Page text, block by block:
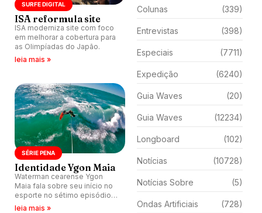
SURFE DIGITAL
ISA reformula site
ISA moderniza site com foco
em melhorar a cobertura para
as Olimpíadas do Japão.
leia mais »
SÉRIE PENA
Identidade Ygon Maia
Waterman cearense Ygon
Maia fala sobre seu início no
esporte no sétimo episódio
da série Identidade.
leia mais »
Colunas (339)
Entrevistas (398)
Especiais (7711)
Expedição (6240)
Guia Waves (20)
Guia Waves (12234)
Longboard (102)
Notícias (10728)
Notícias Sobre (5)
Ondas Artificiais (728)